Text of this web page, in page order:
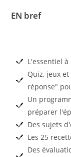
EN bref
L'essentiel
Quiz, jeux
réponse"
Un
préparer
Des sujets
Les 25
Des